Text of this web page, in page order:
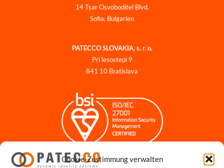
Cookie-Zustimmung verwalten
14 Tsar Osvoboditel Blvd.
Sofia, Bulgarien
PATECCO SLOVAKIA, s. r. o.
Pri lesostepi 9
841 10 Bratislava
Impressum